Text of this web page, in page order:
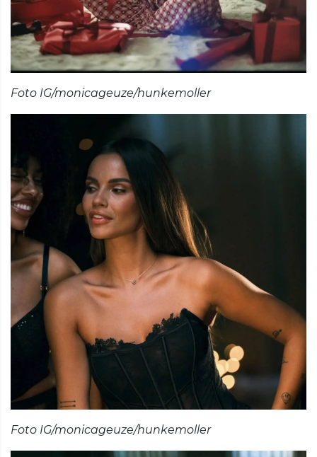
Foto IG/monicageuze/hunkemoller
Foto IG/monicageuze/hunkemoller